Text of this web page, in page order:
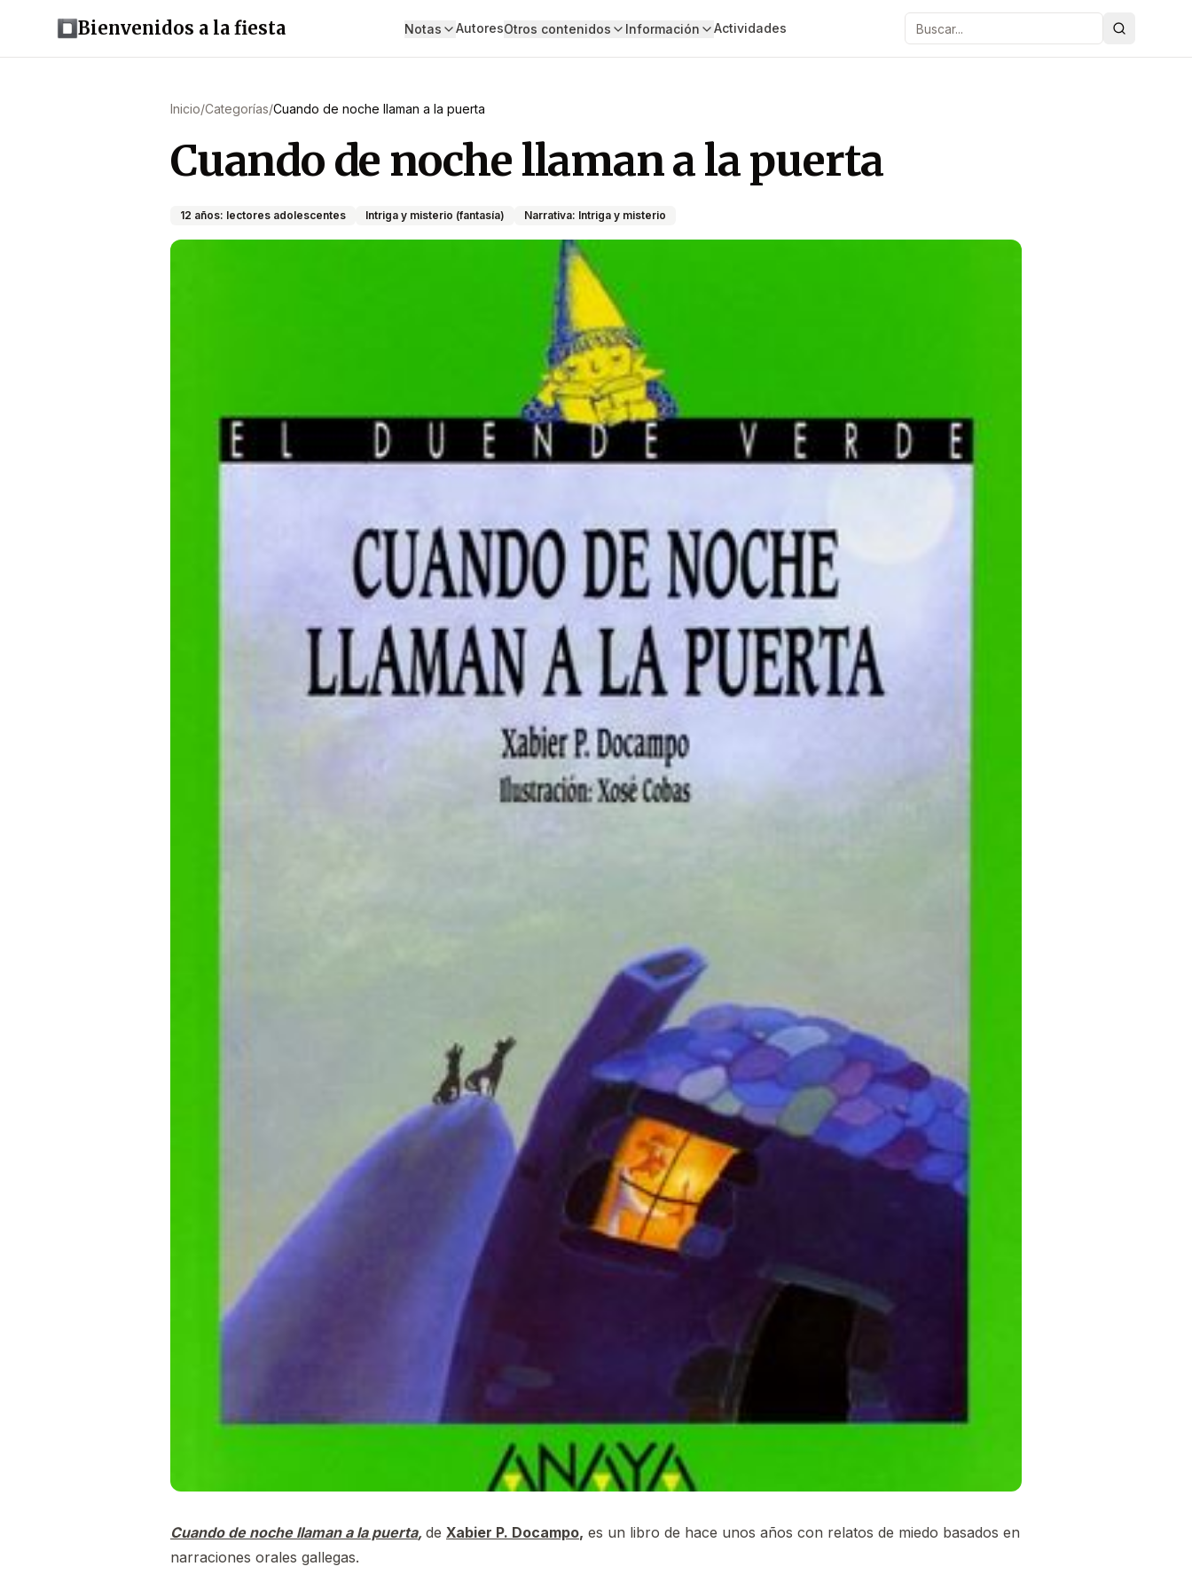
Bienvenidos a la fiesta Notas AutoresOtros contenidos Información Actividades Buscar
Inicio/Categorías/Cuando de noche llaman a la puerta
Cuando de noche llaman a la puerta
12 años: lectores adolescentes Intriga y misterio (fantasía) Narrativa: Intriga y misterio
Cuando de noche llaman a la puerta, de Xabier P. Docampo, es un libro de hace unos años con relatos de miedo basados en
narraciones orales gallegas.